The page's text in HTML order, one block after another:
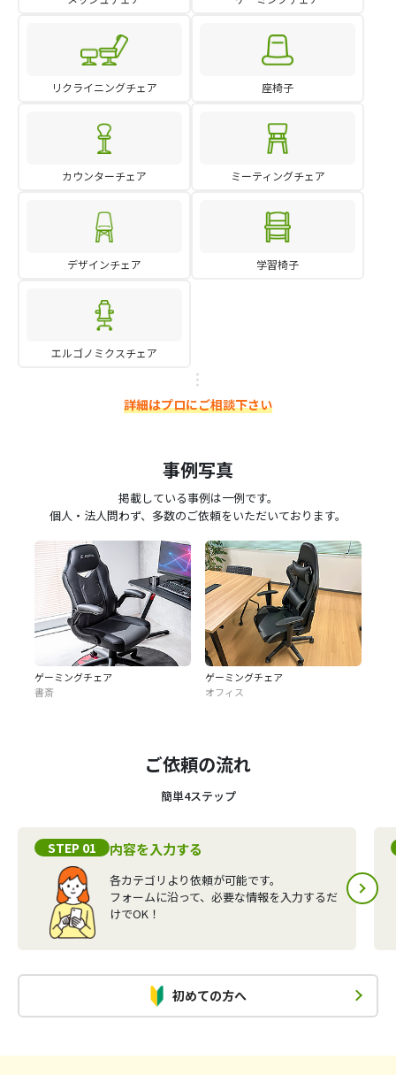
リクライニングチェア 座椅子
カウンターチェア ミーティングチェア
デザインチェア 学習椅子
エルゴノミクスチェア
詳細はプロにご相談下さい
事例写真
掲載している事例は一例です。
個人・法人問わず、多数のご依頼をいただいております。
ゲーミングチェア
書斎
ゲーミングチェア
オフィス
ご依頼の流れ
簡単4ステップ
STEP 01 内容を入力する
各カテゴリより依頼が可能です。
フォームに沿って、必要な情報を入力するだ
けでOK！
初めての方へ